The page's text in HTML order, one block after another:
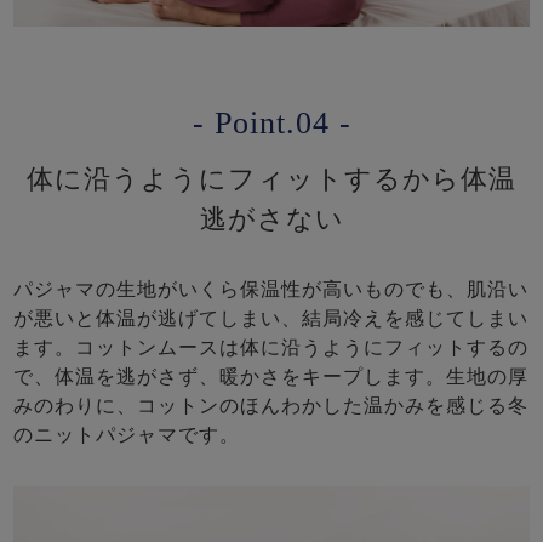
- Point.04 -
体に沿うようにフィットするから体温
逃がさない
パジャマの生地がいくら保温性が高いものでも、肌沿い
が悪いと体温が逃げてしまい、結局冷えを感じてしまい
ます。コットンムースは体に沿うようにフィットするの
で、体温を逃がさず、暖かさをキープします。生地の厚
みのわりに、コットンのほんわかした温かみを感じる冬
のニットパジャマです。